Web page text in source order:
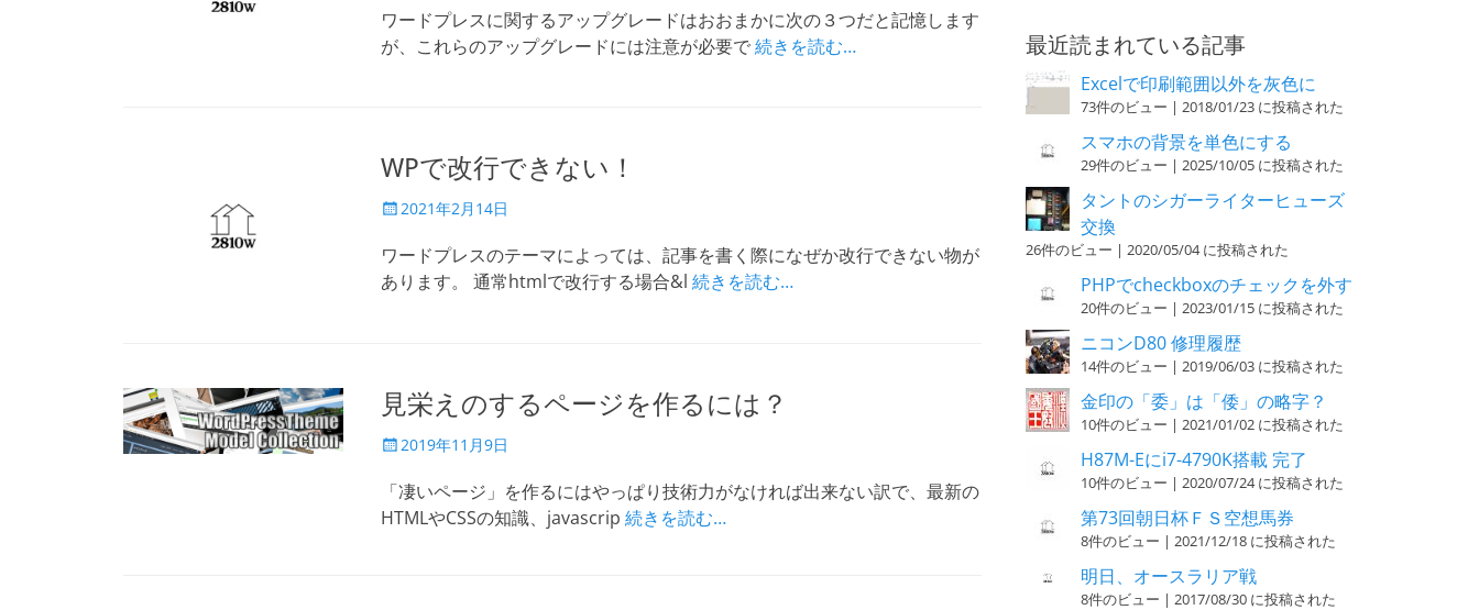
日
ワードプレスに関するアップグレードはおおまかに次の３つだと記憶します
が、これらのアップグレードには注意が必要で続きを読む…
WPで改行できない！
投
日
2021年2月14日
ワードプレスのテーマによっては、記事を書く際になぜか改行できない物が
あります。 通常htmlで改行する場合&l 続きを読む…
見栄えのするページを作るには？
投
日
2019年11月9日
「凄いページ」を作るにはやっぱり技術力がなければ出来ない訳で、最新の
HTMLやCSSの知識、javascrip 続きを読む…
最近読まれている記事
Excelで印刷範囲以外を灰色に
73件のビュー | 2018/01/23 に投稿された
スマホの背景を単色にする
29件のビュー | 2025/10/05 に投稿された
タントのシガーライターヒューズ
交換
26件のビュー | 2020/05/04 に投稿された
PHPでcheckboxのチェックを外す
20件のビュー | 2023/01/15 に投稿された
ニコンD80 修理履歴
14件のビュー | 2019/06/03 に投稿された
金印の「委」は「倭」の略字？
10件のビュー | 2021/01/02 に投稿された
H87M-Eにi7-4790K搭載 完了
10件のビュー | 2020/07/24 に投稿された
第73回朝日杯ＦＳ空想馬券
8件のビュー | 2021/12/18 に投稿された
明日、オースラリア戦
8件のビュー | 2017/08/30 に投稿された